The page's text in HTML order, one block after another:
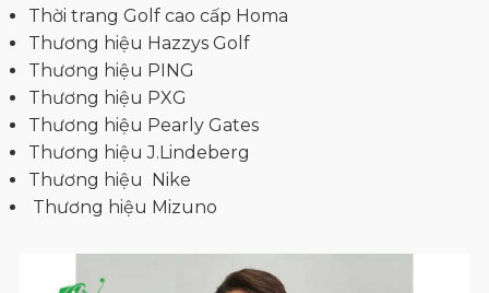
Thời trang Golf cao cấp Homa
Thương hiệu Hazzys Golf
Thương hiệu PING
Thương hiệu PXG
Thương hiệu Pearly Gates
Thương hiệu J.Lindeberg
Thương hiệu Nike
Thương hiệu Mizuno